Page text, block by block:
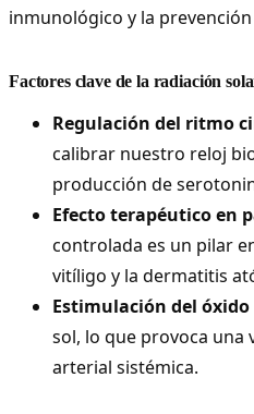
inmunológico y la
Factores clave de la radiación
Regulación del ritmo
calibrar nuestro reloj
producción de
Efecto terapéutico en
controlada es un pilar
vitíligo y la dermatitis
Estimulación del
sol, lo que provoca una
arterial sistémica.